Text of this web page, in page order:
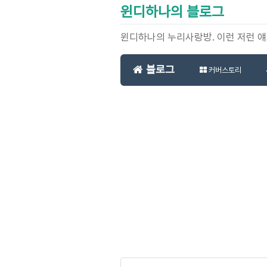
윈디하나의 블로그
윈디하나의 누리사랑방. 이런 저런 얘
블로그 커버스토리